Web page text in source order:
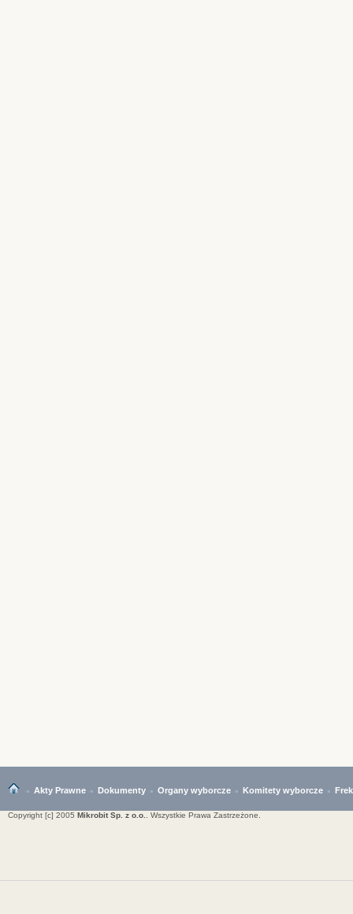
Akty Prawne Dokumenty Organy wyborcze Komitety wyborcze
Copyright [c] 2005 Mikrobit Sp. z o.o. . Wszystkie Prawa Zastrzeżone.